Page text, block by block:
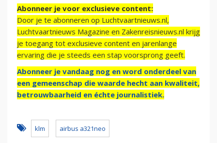
Abonneer je voor exclusieve content:
Door je te abonneren op Luchtvaartnieuws.nl,
Luchtvaartnieuws Magazine en Zakenreisnieuws.nl krijg
je toegang tot exclusieve content en jarenlange
ervaring die je steeds een stap voorsprong geeft.
Abonneer je vandaag nog en word onderdeel van
een gemeenschap die waarde hecht aan kwaliteit,
betrouwbaarheid en échte journalistiek.
klm airbus a321neo